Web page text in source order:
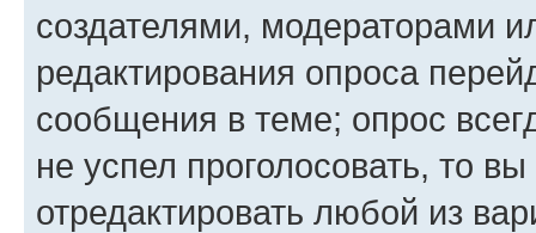
создателями, модераторами
редактирования опроса
сообщения в теме; опрос
не успел проголосовать, то
отредактировать любой из